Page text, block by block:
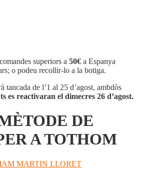
superiors a 50€ a Espanya
o podeu recollir-lo a la botiga.
tancada de l’1 al 25 d’agost, ambdòs
es reactivaran el dimecres 26 d’agost.
DE
A TOTHOM
MARTIN LLORET